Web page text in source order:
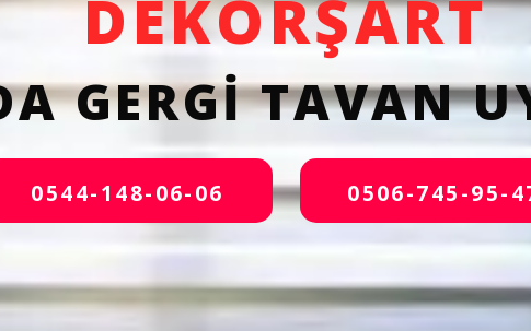
DEKORŞART
GERGİ TAVAN
0544-148-06-06 0506-745-95-